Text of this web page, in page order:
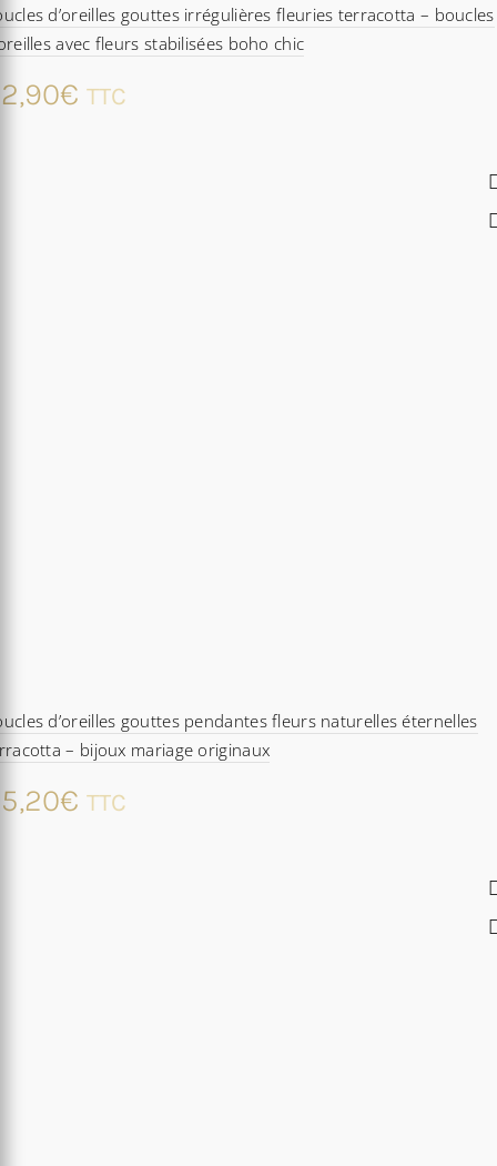
d’oreilles gouttes irrégulières fleuries terracotta – boucles
avec fleurs stabilisées boho chic
€ TTC
d’oreilles gouttes pendantes fleurs naturelles éternelles
– bijoux mariage originaux
€ TTC